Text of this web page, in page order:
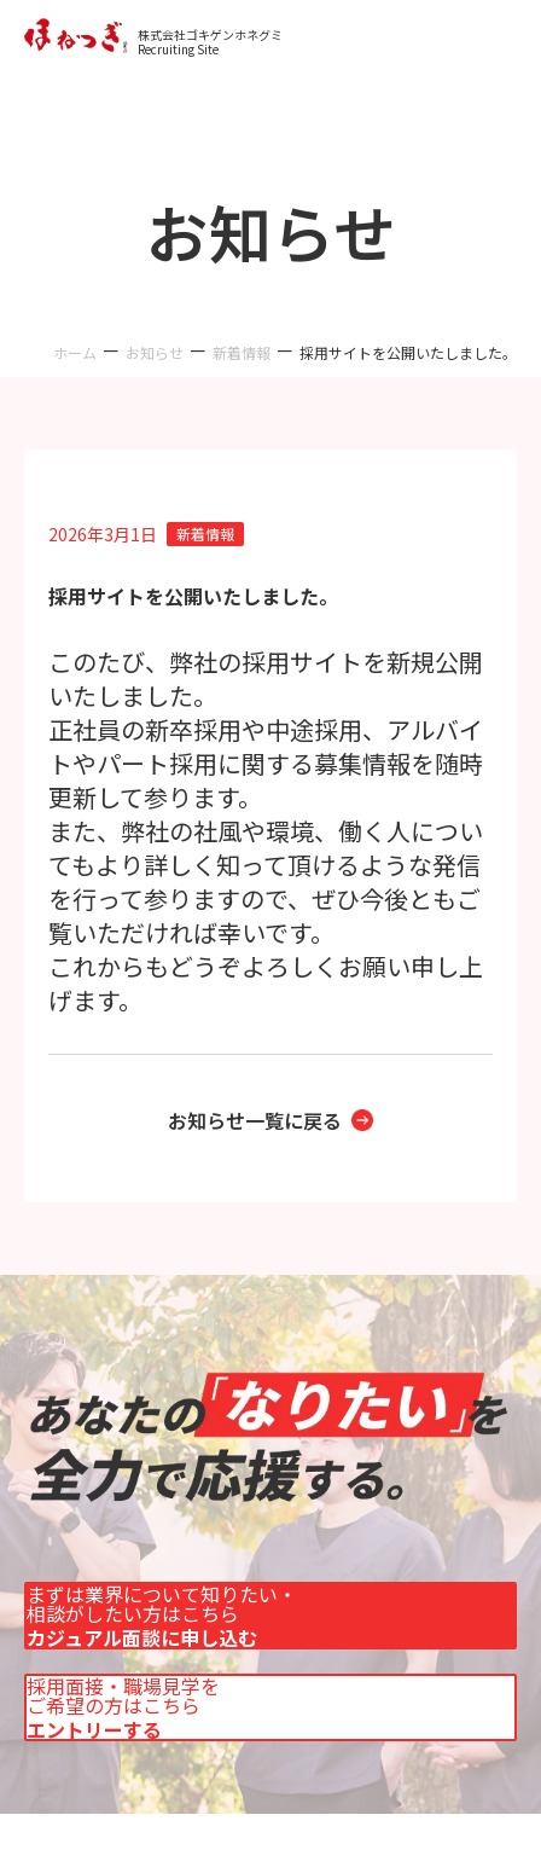
株式会社ゴキゲンホネグミ
Recruiting Site
お知らせ
ホーム － お知らせ － 新着情報 － 採用サイトを公開いたしました。
2026年3月1日 新着情報
採用サイトを公開いたしました。
このたび、弊社の採用サイトを新規公開
いたしました。
正社員の新卒採用や中途採用、アルバイ
トやパート採用に関する募集情報を随時
更新して参ります。
また、弊社の社風や環境、働く人につい
てもより詳しく知って頂けるような発信
を行って参りますので、ぜひ今後ともご
覧いただければ幸いです。
これからもどうぞよろしくお願い申し上
げます。
お知らせ一覧に戻る
まずは業界について知りたい・
相談がしたい方はこちら
カジュアル面談に申し込む
採用面接・職場見学を
ご希望の方はこちら
エントリーする